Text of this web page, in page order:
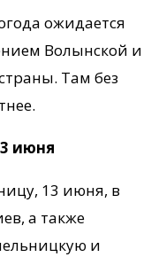
ожидается
Волынской и
Там без
июня
13 июня, в
а также
и